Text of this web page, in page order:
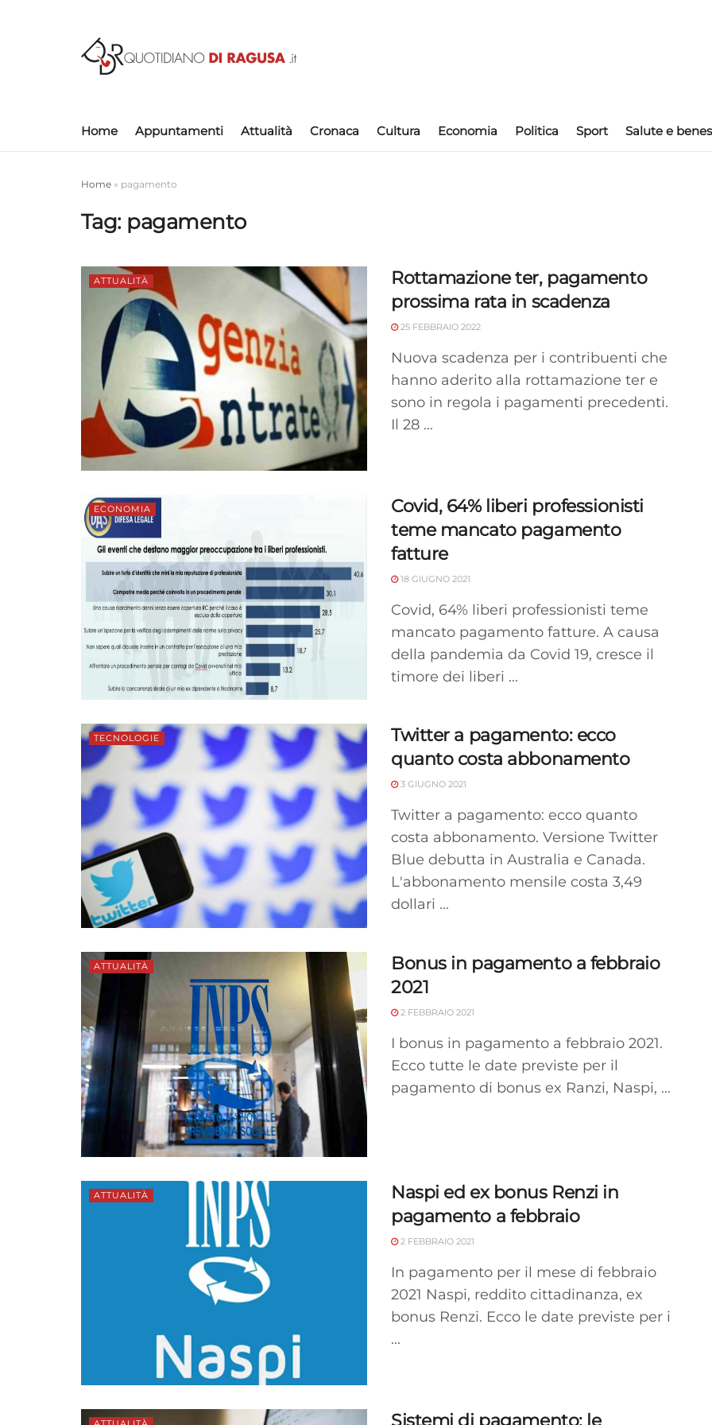
Home Appuntamenti Attualità Cronaca Cultura Economia Politica Sport Salute e
Home » pagamento
Tag: pagamento
ATTUALITÀ
Rottamazione ter, pagamento
prossima rata in scadenza
25 FEBBRAIO 2022
Nuova scadenza per i contribuenti che
hanno aderito alla rottamazione ter e
sono in regola i pagamenti precedenti.
Il 28 ...
ECONOMIA
Covid, 64% liberi professionisti
teme mancato pagamento
fatture
18 GIUGNO 2021
Covid, 64% liberi professionisti teme
mancato pagamento fatture. A causa
della pandemia da Covid 19, cresce il
timore dei liberi ...
TECNOLOGIE
Twitter a pagamento: ecco
quanto costa abbonamento
3 GIUGNO 2021
Twitter a pagamento: ecco quanto
costa abbonamento. Versione Twitter
Blue debutta in Australia e Canada.
L'abbonamento mensile costa 3,49
dollari ...
ATTUALITÀ
Bonus in pagamento a febbraio
2021
2 FEBBRAIO 2021
I bonus in pagamento a febbraio 2021.
Ecco tutte le date previste per il
pagamento di bonus ex Ranzi, Naspi, ...
ATTUALITÀ
Naspi ed ex bonus Renzi in
pagamento a febbraio
2 FEBBRAIO 2021
In pagamento per il mese di febbraio
2021 Naspi, reddito cittadinanza, ex
bonus Renzi. Ecco le date previste per i
...
Sistemi di pagamento: le